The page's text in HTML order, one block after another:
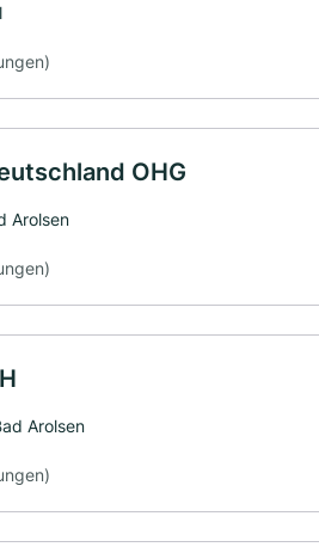
OHG
Arolsen
Arolsen